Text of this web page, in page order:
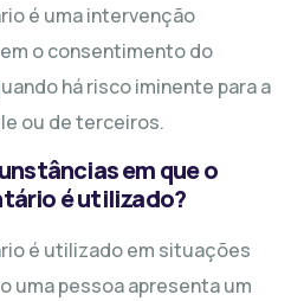
é uma intervenção
o consentimento do
há risco iminente para a
ou de terceiros.
em que o
é utilizado?
é utilizado em situações
uma pessoa apresenta um